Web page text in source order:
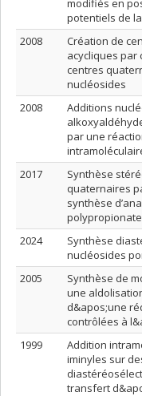
modifiés en
potentiels de
2008
Création de
acycliques par
centres
nucléosides
2008
Additions
par une
2017
Synthèse
quaternaires
synthèse
polypropionate
2024
Synthèse
nucléosides
2005
Synthèse de
une
d&apos;une
contrôlées à
1999
Addition
iminyles sur
transfert